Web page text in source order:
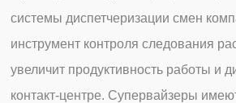
системы диспетчеризации смен
инструмент контроля следования
увеличит продуктивность работы и
контакт-центре. Супервайзеры